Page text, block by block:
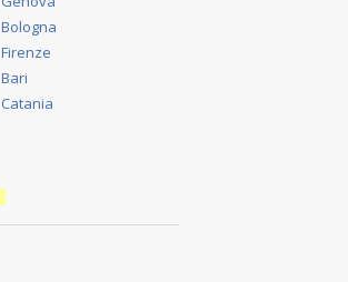
Bologna
Firenze
Bari
Catania